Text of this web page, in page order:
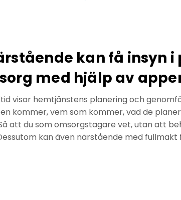
kan få insyn
med hjälp av
visar hemtjänstens planering och
kommer, vem som kommer, vad de
att du som omsorgstagare vet, utan att
kan även närstående med fullmakt